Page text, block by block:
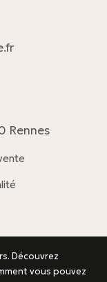
Rennes
Découvrez
vous pouvez